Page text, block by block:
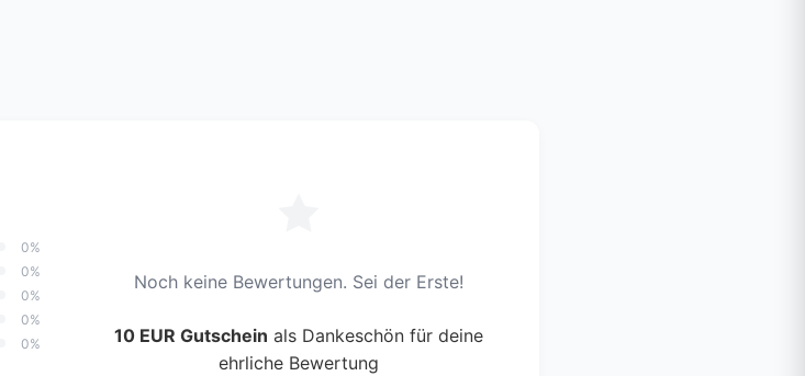
0%
0%
0%
0%
0%
Noch keine Bewertungen. Sei der Erste!
10 EUR Gutschein als Dankeschön für deine
ehrliche Bewertung